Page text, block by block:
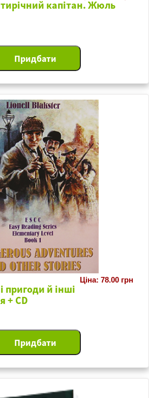
капітан. Жюль
пригоди й інші
+ CD
Ціна: 78.00 грн